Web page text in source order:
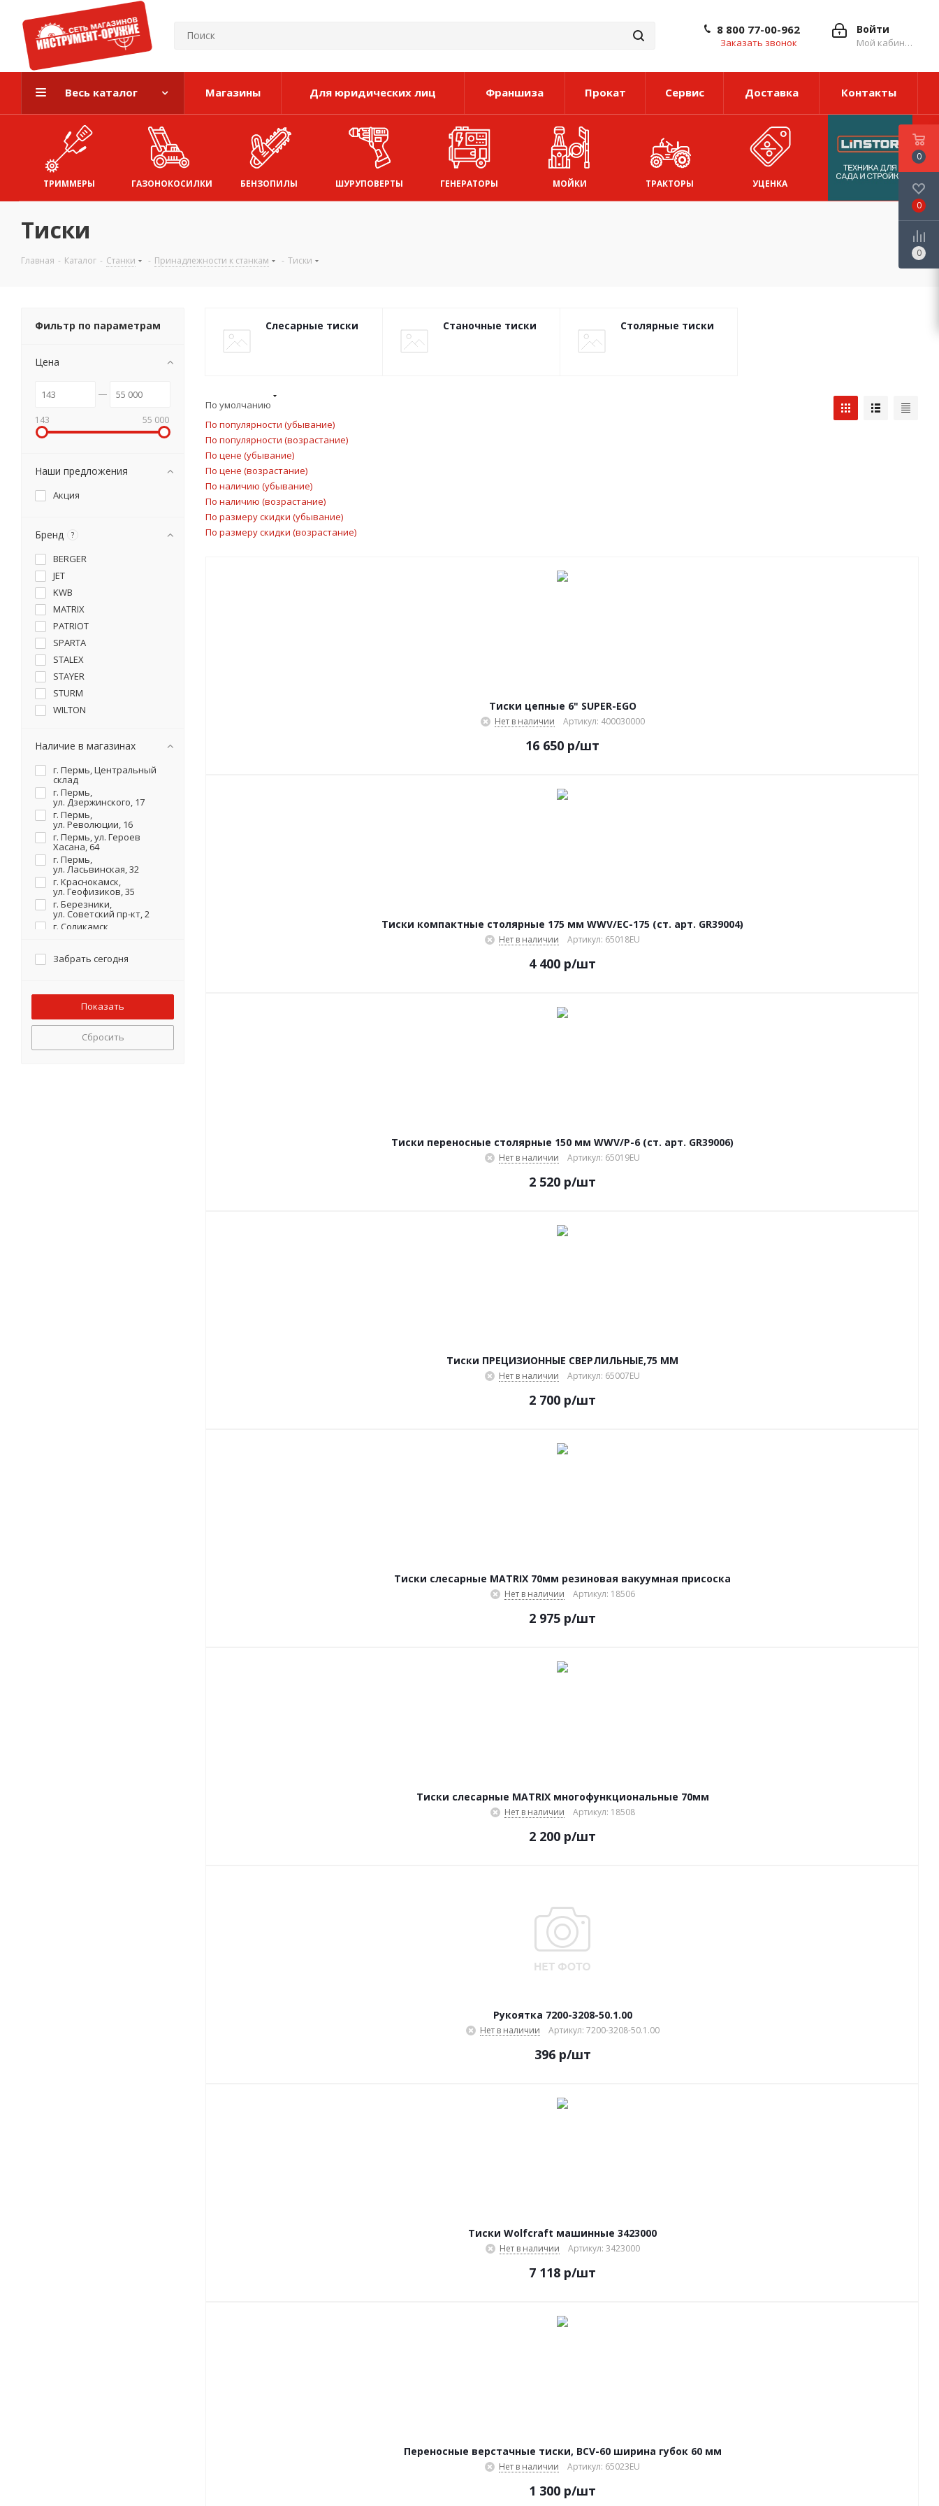
Войти
Мой кабинет
8 800 77-00-962
Заказать звонок
Весь каталог Магазины Для юридических лиц Франшиза Прокат Сервис Доставка Контакты
ТРИММЕРЫ ГАЗОНОКОСИЛКИ БЕНЗОПИЛЫ ШУРУПОВЕРТЫ ГЕНЕРАТОРЫ МОЙКИ ТРАКТОРЫ УЦЕНКА
Тиски
Главная - Каталог - Станки - Принадлежности к станкам - Тиски
Слесарные тиски Станочные тиски Столярные тиски
По умолчанию
По популярности (убывание)
По популярности (возрастание)
По цене (убывание)
По цене (возрастание)
По наличию (убывание)
По наличию (возрастание)
По размеру скидки (убывание)
По размеру скидки (возрастание)
Тиски цепные 6" SUPER-EGO
Нет в наличии Артикул: 400030000
16 650 р/шт
Тиски компактные столярные 175 мм WWV/EC-175 (ст. арт. GR39004)
Нет в наличии Артикул: 65018EU
4 400 р/шт
Тиски переносные столярные 150 мм WWV/P-6 (ст. арт. GR39006)
Нет в наличии Артикул: 65019EU
2 520 р/шт
Тиски ПРЕЦИЗИОННЫЕ СВЕРЛИЛЬНЫЕ,75 ММ
Нет в наличии Артикул: 65007EU
2 700 р/шт
Тиски слесарные MATRIX 70мм резиновая вакуумная присоска
Нет в наличии Артикул: 18506
2 975 р/шт
Тиски слесарные MATRIX многофункциональные 70мм
Нет в наличии Артикул: 18508
2 200 р/шт
Рукоятка 7200-3208-50.1.00
Нет в наличии Артикул: 7200-3208-50.1.00
396р/шт
Тиски Wolfcraft машинные 3423000
Нет в наличии Артикул: 3423000
7 118 р/шт
Переносные верстачные тиски, BCV-60 ширина губок 60 мм
Нет в наличии Артикул: 65023EU
1 300 р/шт
Фильтр по параметрам
Цена
143 55 000
Наши предложения
Акция
Бренд ?
BERGER
JET
KWB
MATRIX
PATRIOT
SPARTA
STALEX
STAYER
STURM
WILTON
БЕЛМАШ
ЗУБР
КАЛИБР
КОБАЛЬТ
Металлист
СИТОМО
Наличие в магазинах
г. Пермь, Центральный
склад
г. Пермь,
ул. Дзержинского, 17
г. Пермь,
ул. Революции, 16
г. Пермь, ул. Героев
Хасана, 64
г. Пермь,
ул. Ласьвинская, 32
г. Краснокамск,
ул. Геофизиков, 35
г. Березники,
ул. Советский пр-кт, 2
г. Соликамск,
Забрать сегодня
Сбросить
0
0
0